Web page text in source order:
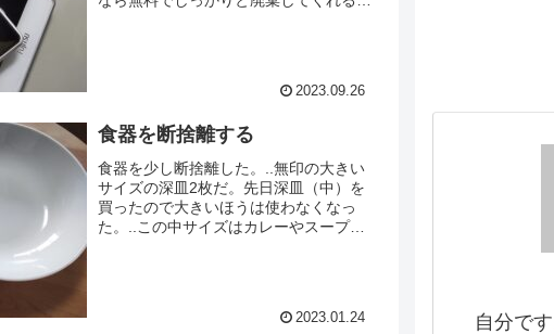
のiPhoneに変え、mineoとandroidに、
る。..平日にもか...
2023.09.26
食器を断捨離する
食器を少し断捨離した。..無印の大きい
サイズの深皿2枚だ。先日深皿（中）を
買ったので大きいほうは使わなくなっ
た。..この中サイズはカレーやスープ、
2023.01.24
自分です